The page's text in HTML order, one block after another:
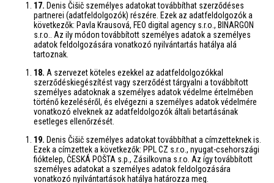
17. Denis Čišič személyes adatokat továbbíthat szerződéses
partnerei (adatfeldolgozók) részére. Ezek az adatfeldolgozók a
következők: Pavla Krausová, FEO digital agency s.r.o., BINARGON
s.r.o.. Az ily módon továbbított személyes adatok a személyes
adatok feldolgozására vonatkozó nyilvántartás hatálya alá
tartoznak.
18. A szervezet köteles ezekkel az adatfeldolgozókkal
szerződéskiegészítést vagy szerződést tárgyalni a továbbított
személyes adatoknak a személyes adatok védelme értelmében
történő kezeléséről, és elvégezni a személyes adatok védelmére
vonatkozó elveknek az adatfeldolgozók általi betartásának
esetleges ellenőrzését.
19. Denis Čišič személyes adatokat továbbíthat a címzetteknek is.
Ezek a címzettek a következők: PPL CZ s.r.o., nyugat-csehországi
fióktelep, ČESKÁ POŠTA s.p., Zásilkovna s.r.o. Az így továbbított
személyes adatokat a személyes adatok feldolgozására
vonatkozó nyilvántartások hatálya határozza meg.